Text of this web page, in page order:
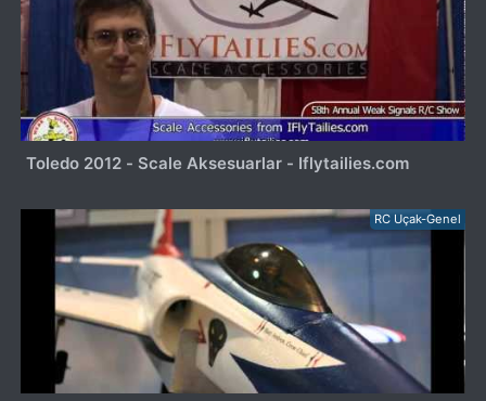
Toledo 2012 - Scale Aksesuarlar - Iflytailies.com
RC Uçak-Genel